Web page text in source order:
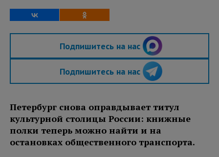
Подпишитесь на нас
Подпишитесь на нас
Петербург снова оправдывает титул
культурной столицы России: книжные
полки теперь можно найти и на
остановках общественного транспорта.